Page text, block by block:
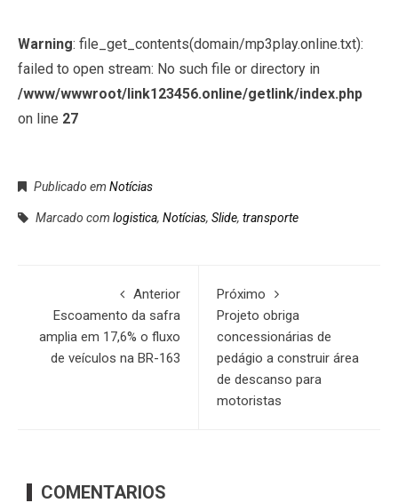
Warning: file_get_contents(domain/mp3play.online.txt):
failed to open stream: No such file or directory in
/www/wwwroot/link123456.online/getlink/index.php
on line 27
Publicado em Notícias
Marcado com logistica, Notícias, Slide, transporte
Anterior
Escoamento da safra
amplia em 17,6% o fluxo
de veículos na BR-163
Próximo
Projeto obriga
concessionárias de
pedágio a construir área
de descanso para
motoristas
COMENTARIOS